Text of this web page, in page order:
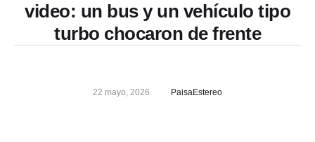
video: un bus y un vehículo tipo
turbo chocaron de frente
22 mayo, 2026 PaisaEstereo